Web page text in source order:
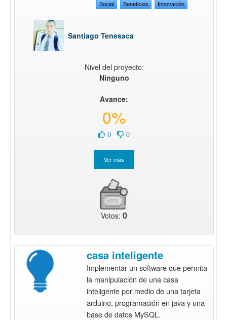
Social Beneficios Innovación
Santiago Tenesaca
Nivel del proyecto:
Ninguno
Avance:
0%
0 0
Votos: 0
casa inteligente
Implementar un software que permita
la manipulación de una casa
inteligente por medio de una tarjeta
arduino, programación en java y una
base de datos MySQL.